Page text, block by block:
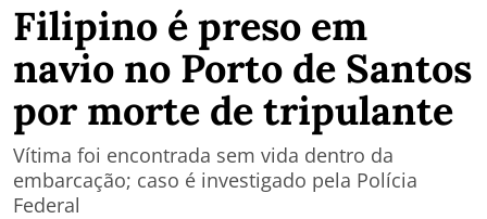
Filipino é preso em
navio no Porto de Santos
por morte de tripulante
Vítima foi encontrada sem vida dentro da
embarcação; caso é investigado pela Polícia
Federal